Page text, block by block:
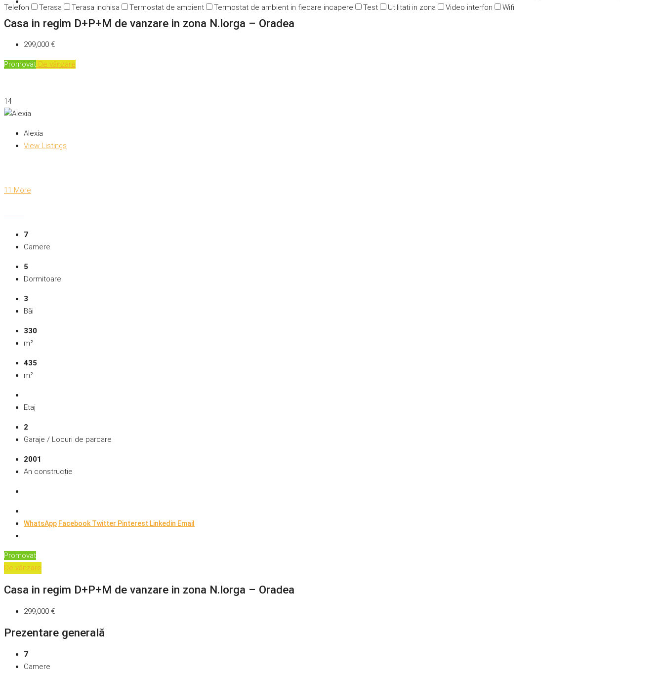
Telefon
Terasa Terasa inchisa Termostat de ambient Termostat de ambient in fiecare incapere Test Utilitati in zona Video interfon Wifi
Casa in regim D+P+M de vanzare in zona N.Iorga – Oradea
299,000 €
Promovat De vânzare
14
Alexia
View Listings
11 More
7
Camere
5
Dormitoare
3
Băi
330
m²
435
m²
Etaj
2
Garaje / Locuri de parcare
2001
An construcție
WhatsApp FacebookTwitter Pinterest Linkedin Email
Promovat
De vânzare
Casa in regim D+P+M de vanzare in zona N.Iorga – Oradea
299,000 €
Prezentare generală
7
Camere